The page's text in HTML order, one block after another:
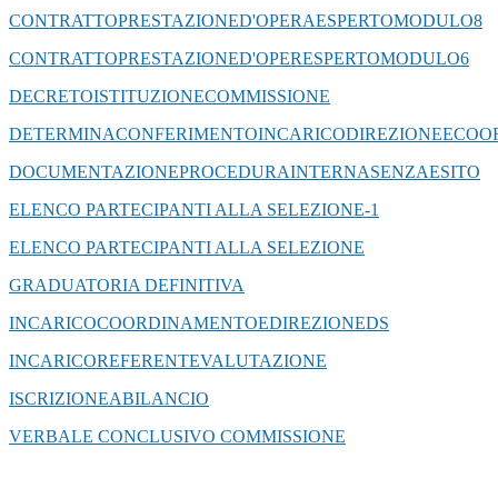
CONTRATTOPRESTAZIONED'OPERAESPERTOMODULO8
CONTRATTOPRESTAZIONED'OPERESPERTOMODULO6
DECRETOISTITUZIONECOMMISSIONE
DOCUMENTAZIONEPROCEDURAINTERNASENZAESITO
ELENCO PARTECIPANTI ALLA SELEZIONE-1
ELENCO PARTECIPANTI ALLA SELEZIONE
GRADUATORIA DEFINITIVA
INCARICOCOORDINAMENTOEDIREZIONEDS
INCARICOREFERENTEVALUTAZIONE
ISCRIZIONEABILANCIO
VERBALE CONCLUSIVO COMMISSIONE